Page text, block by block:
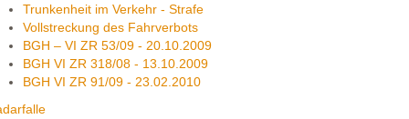
Trunkenheit im Verkehr - Strafe
Vollstreckung des Fahrverbots
BGH – VI ZR 53/09 - 20.10.2009
BGH VI ZR 318/08 - 13.10.2009
BGH VI ZR 91/09 - 23.02.2010